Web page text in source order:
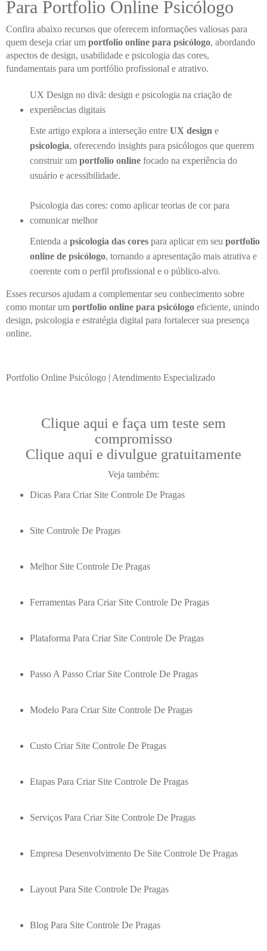
Para Portfolio Online Psicólogo
Confira abaixo recursos que oferecem informações valiosas para
quem deseja criar um portfolio online para psicólogo, abordando
aspectos de design, usabilidade e psicologia das cores,
fundamentais para um portfólio profissional e atrativo.
UX Design no divã: design e psicologia na criação de
experiências digitais
Este artigo explora a interseção entre UX design e
psicologia, oferecendo insights para psicólogos que querem
construir um portfolio online focado na experiência do
usuário e acessibilidade.
Psicologia das cores: como aplicar teorias de cor para
comunicar melhor
Entenda a psicologia das cores para aplicar em seu portfolio
online de psicólogo, tornando a apresentação mais atrativa e
coerente com o perfil profissional e o público-alvo.
Esses recursos ajudam a complementar seu conhecimento sobre
como montar um portfolio online para psicólogo eficiente, unindo
design, psicologia e estratégia digital para fortalecer sua presença
online.
Portfolio Online Psicólogo | Atendimento Especializado
Clique aqui e faça um teste sem
compromisso
Clique aqui e divulgue gratuitamente
Veja também:
Dicas Para Criar Site Controle De Pragas
Site Controle De Pragas
Melhor Site Controle De Pragas
Ferramentas Para Criar Site Controle De Pragas
Plataforma Para Criar Site Controle De Pragas
Passo A Passo Criar Site Controle De Pragas
Modelo Para Criar Site Controle De Pragas
Custo Criar Site Controle De Pragas
Etapas Para Criar Site Controle De Pragas
Serviços Para Criar Site Controle De Pragas
Empresa Desenvolvimento De Site Controle De Pragas
Layout Para Site Controle De Pragas
Blog Para Site Controle De Pragas